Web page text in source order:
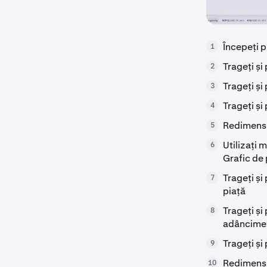
1 Începeți
2 Trageți
3 Trageți și
4 Trageți și
5
6
Utilizați
Grafic de
7
Trageți și
piață
8
Trageți și
adâncime
9 Trageți și
10